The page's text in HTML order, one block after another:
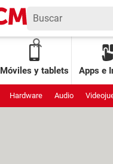
Móviles y tablets Apps e
Hardware Audio